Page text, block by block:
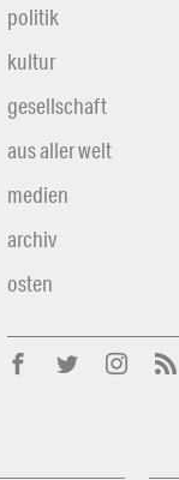
politik
kultur
gesellschaft
aus aller welt
medien
archiv
osten